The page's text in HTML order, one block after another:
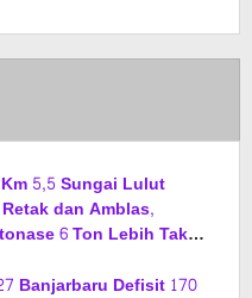
5,5 Sungai Lulut
dan Amblas,
6 Ton Lebih Tak
Banjarbaru Defisit 170